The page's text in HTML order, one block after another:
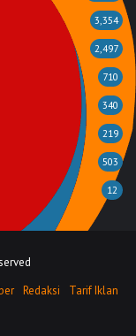
3,354
2,497
710
340
219
503
12
Redaksi
Tarif Iklan